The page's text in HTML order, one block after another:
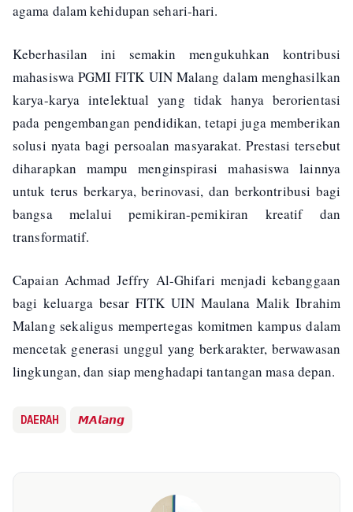
agama dalam kehidupan sehari-hari.
Keberhasilan ini semakin mengukuhkan kontribusi
mahasiswa PGMI FITK UIN Malang dalam menghasilkan
karya-karya intelektual yang tidak hanya berorientasi
pada pengembangan pendidikan, tetapi juga memberikan
solusi nyata bagi persoalan masyarakat. Prestasi tersebut
diharapkan mampu menginspirasi mahasiswa lainnya
untuk terus berkarya, berinovasi, dan berkontribusi bagi
bangsa melalui pemikiran-pemikiran kreatif dan
transformatif.
Capaian Achmad Jeffry Al-Ghifari menjadi kebanggaan
bagi keluarga besar FITK UIN Maulana Malik Ibrahim
Malang sekaligus mempertegas komitmen kampus dalam
mencetak generasi unggul yang berkarakter, berwawasan
lingkungan, dan siap menghadapi tantangan masa depan.
DAERAH 𝙈𝘼𝙡𝙖𝙣𝙜